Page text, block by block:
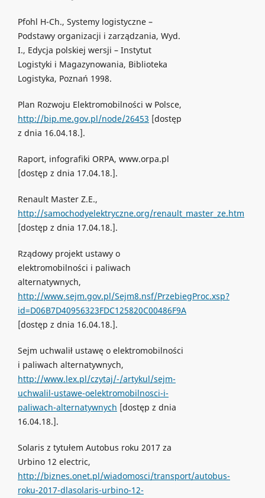
Pfohl H-Ch., Systemy logistyczne –
Podstawy organizacji i zarządzania, Wyd.
I., Edycja polskiej wersji – Instytut
Logistyki i Magazynowania, Biblioteka
Logistyka, Poznań 1998.
Plan Rozwoju Elektromobilności w Polsce,
http://bip.me.gov.pl/node/26453 [dostęp
z dnia 16.04.18.].
Raport, infografiki ORPA, www.orpa.pl
[dostęp z dnia 17.04.18.].
Renault Master Z.E.,
http://samochodyelektryczne.org/renault_master_ze.htm
[dostęp z dnia 17.04.18.].
Rządowy projekt ustawy o
elektromobilności i paliwach
alternatywnych,
http://www.sejm.gov.pl/Sejm8.nsf/PrzebiegProc.xsp?
id=D06B7D40956323FDC125820C00486F9A
[dostęp z dnia 16.04.18.].
Sejm uchwalił ustawę o elektromobilności
i paliwach alternatywnych,
http://www.lex.pl/czytaj/-/artykul/sejm-
uchwalil-ustawe-oelektromobilnosci-i-
paliwach-alternatywnych [dostęp z dnia
16.04.18.].
Solaris z tytułem Autobus roku 2017 za
Urbino 12 electric,
http://biznes.onet.pl/wiadomosci/transport/autobus-
roku-2017-dlasolaris-urbino-12-